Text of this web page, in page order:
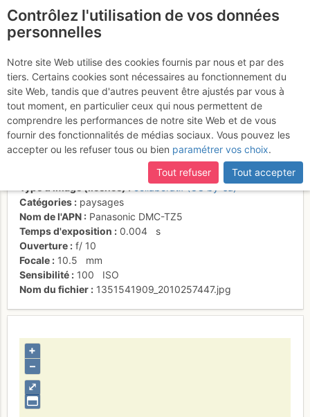
Sommet et dents de
Lanfon
Activités
Date/heure
collaboratif (CC by-sa)
Catégories
paysages
Nom de l'APN
Panasonic DMC-TZ5
Temps d'exposition
0.004
s
Ouverture
f/ 10
Focale
10.5
mm
Sensibilité
100
ISO
Nom du fichier
1351541909_2010257447.jpg
⤢
+
–
Contrôlez l'utilisation de vos données
personnelles
Notre site Web utilise des cookies fournis par nous et par des
tiers. Certains cookies sont nécessaires au fonctionnement du
site Web, tandis que d'autres peuvent être ajustés par vous à
tout moment, en particulier ceux qui nous permettent de
comprendre les performances de notre site Web et de vous
fournir des fonctionnalités de médias sociaux. Vous pouvez les
accepter ou les refuser tous ou bien paramétrer vos choix.
Tout refuser
Tout accepter